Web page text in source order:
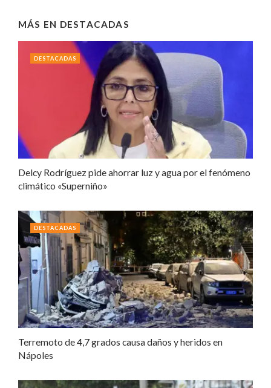
MÁS EN DESTACADAS
Delcy Rodríguez pide ahorrar luz y agua por el fenómeno
climático «Superniño»
DESTACADAS
Terremoto de 4,7 grados causa daños y heridos en
Nápoles
DESTACADAS